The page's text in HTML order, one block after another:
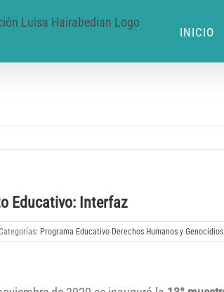
INICIO
Educativo: Interfaz
Programa Educativo Derechos Humanos y Genocidios